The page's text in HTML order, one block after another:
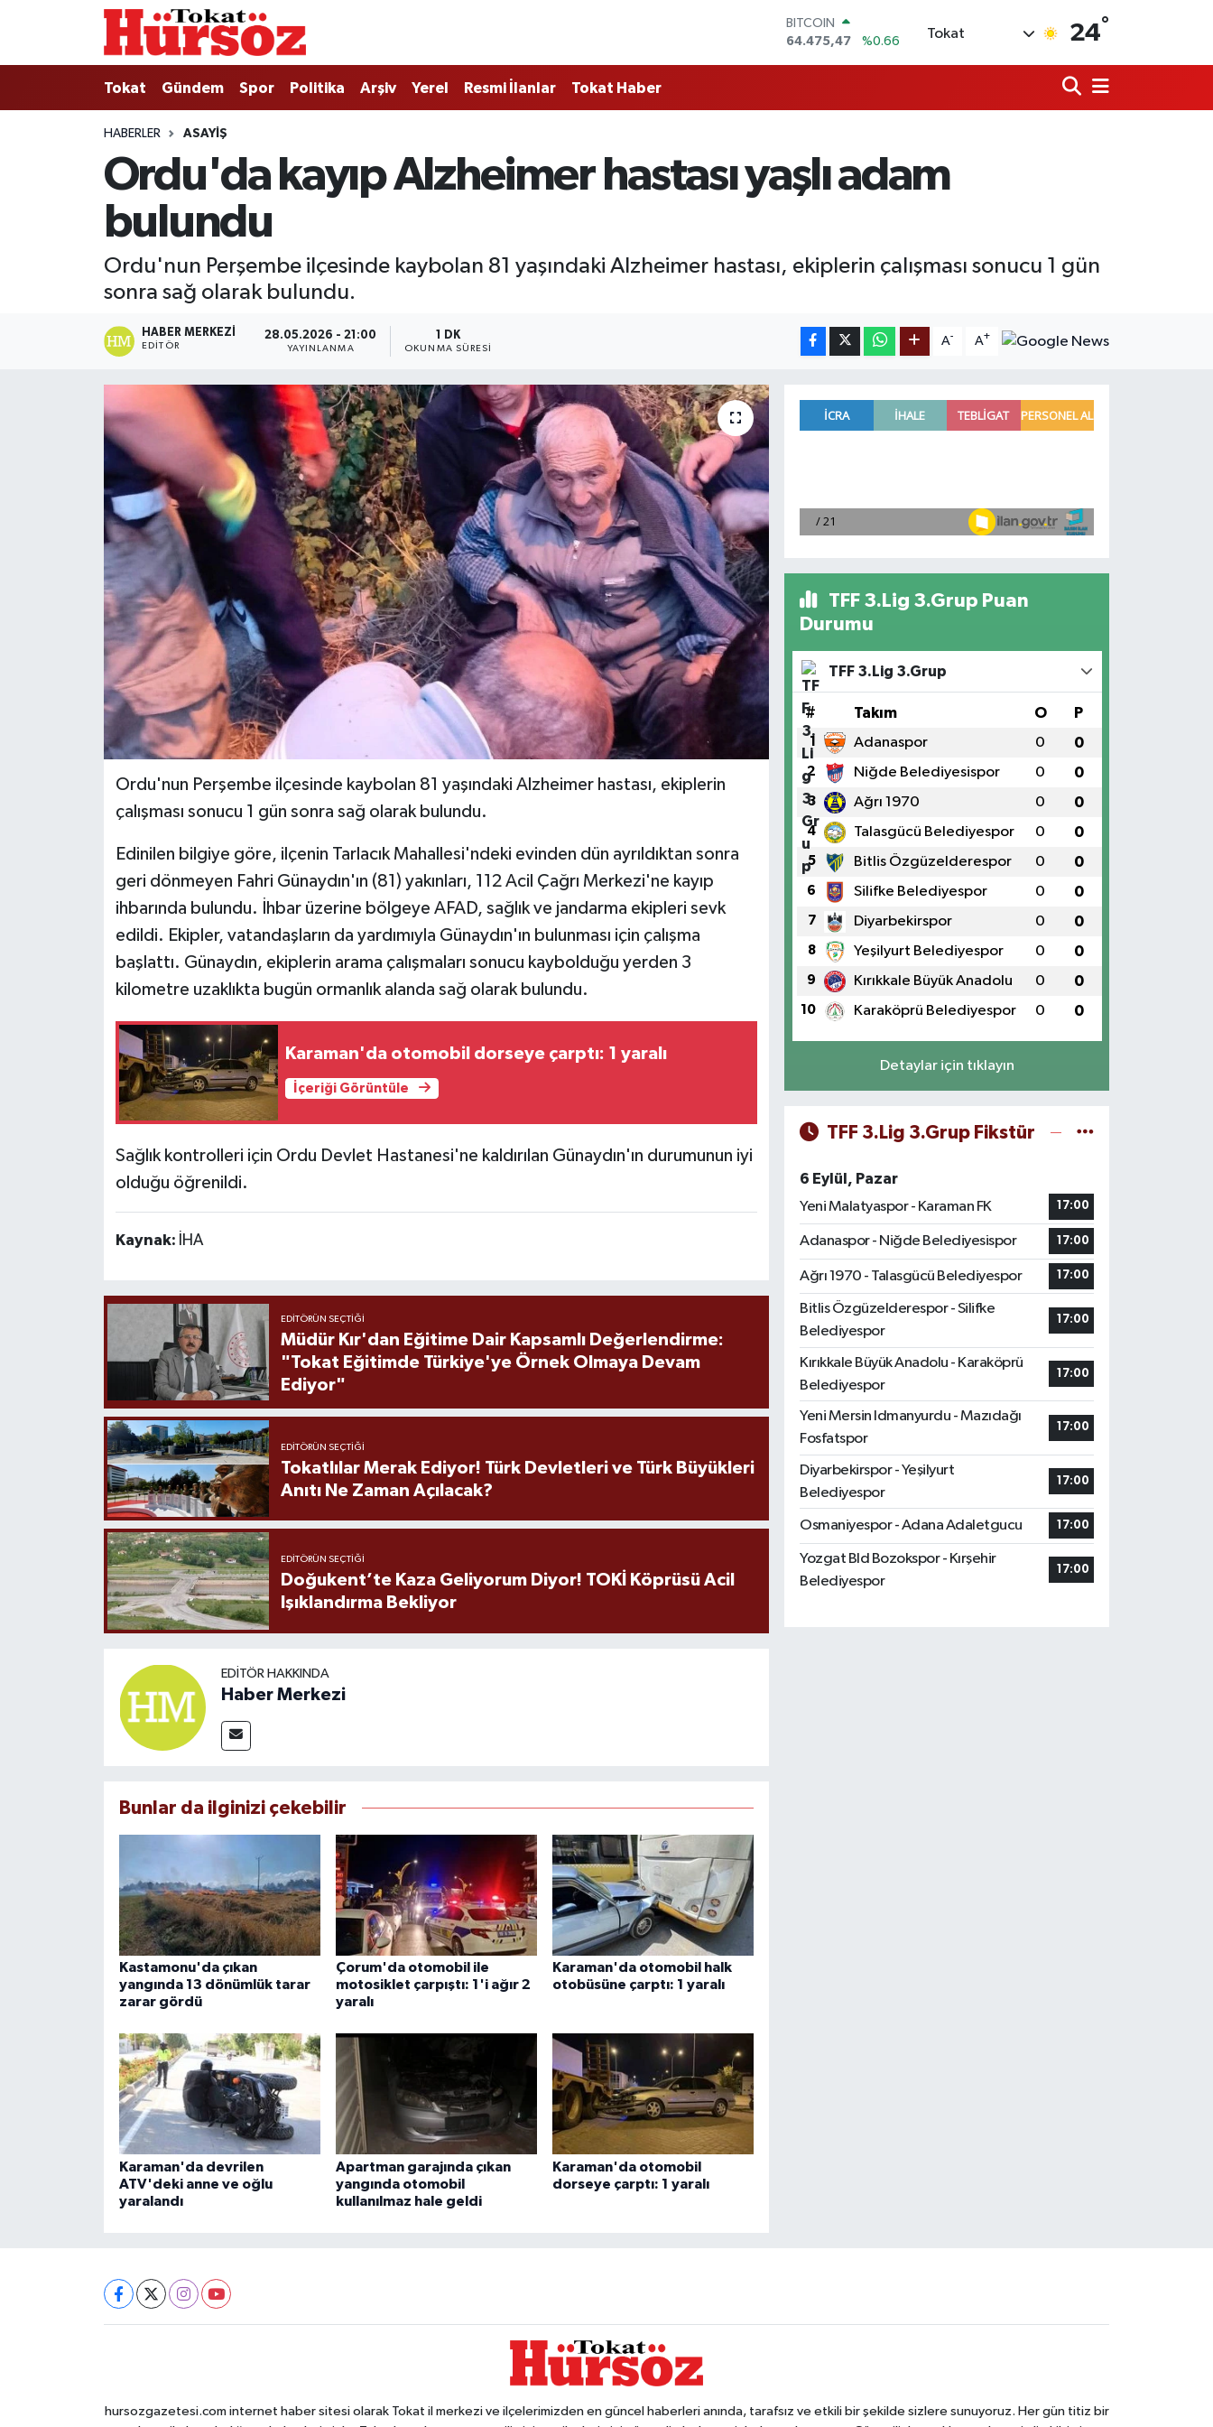
BITCOIN
64.475,47
%0.66
55,1336
%0.18
GRAM ALTIN
6518.23
%0.39
Tokat 24°
Tokat Gündem Spor Politika Arşiv Yerel Resmi İlanlar Tokat Haber
HABERLER ASAYIŞ
Ordu'da kayıp Alzheimer hastası yaşlı adam
bulundu
Ordu'nun Perşembe ilçesinde kaybolan 81 yaşındaki Alzheimer hastası, ekiplerin çalışması sonucu 1 gün
sonra sağ olarak bulundu.
HABER MERKEZI
EDITÖR
28.05.2026 - 21:00
YAYINLANMA
1 DK
OKUNMA SÜRESI
A- A+
Ordu'nun Perşembe ilçesinde kaybolan 81 yaşındaki Alzheimer hastası, ekiplerin
çalışması sonucu 1 gün sonra sağ olarak bulundu.
Edinilen bilgiye göre, ilçenin Tarlacık Mahallesi'ndeki evinden dün ayrıldıktan sonra
geri dönmeyen Fahri Günaydın'ın (81) yakınları, 112 Acil Çağrı Merkezi'ne kayıp
ihbarında bulundu. İhbar üzerine bölgeye AFAD, sağlık ve jandarma ekipleri sevk
edildi. Ekipler, vatandaşların da yardımıyla Günaydın'ın bulunması için çalışma
başlattı. Günaydın, ekiplerin arama çalışmaları sonucu kaybolduğu yerden 3
kilometre uzaklıkta bugün ormanlık alanda sağ olarak bulundu.
Karaman'da otomobil dorseye çarptı: 1 yaralı
İçeriği Görüntüle
Sağlık kontrolleri için Ordu Devlet Hastanesi'ne kaldırılan Günaydın'ın durumunun iyi
olduğu öğrenildi.
Kaynak: İHA
EDITÖRÜN SEÇTIĞI
Müdür Kır'dan Eğitime Dair Kapsamlı Değerlendirme:
"Tokat Eğitimde Türkiye'ye Örnek Olmaya Devam
Ediyor"
EDITÖRÜN SEÇTIĞI
Tokatlılar Merak Ediyor! Türk Devletleri ve Türk Büyükleri
Anıtı Ne Zaman Açılacak?
EDITÖRÜN SEÇTIĞI
Doğukent’te Kaza Geliyorum Diyor! TOKİ Köprüsü Acil
Işıklandırma Bekliyor
EDITÖR HAKKINDA
Haber Merkezi
Bunlar da ilginizi çekebilir
Kastamonu'da çıkan
yangında 13 dönümlük tarar
zarar gördü
Çorum'da otomobil ile
motosiklet çarpıştı: 1'i ağır 2
yaralı
Karaman'da otomobil halk
otobüsüne çarptı: 1 yaralı
Karaman'da devrilen
ATV'deki anne ve oğlu
yaralandı
Apartman garajında çıkan
yangında otomobil
kullanılmaz hale geldi
Karaman'da otomobil
dorseye çarptı: 1 yaralı
TFF 3.Lig 3.Grup Puan
Durumu
TFF 3.Lig 3.Grup
# Takım O P
1 Adanaspor 0 0
2 Niğde Belediyesispor 0 0
3 Ağrı 1970 0 0
4 Talasgücü Belediyespor 0 0
5 Bitlis Özgüzelderespor 0 0
6 Silifke Belediyespor 0 0
7 Diyarbekirspor 0 0
8 Yeşilyurt Belediyespor 0 0
9 Kırıkkale Büyük Anadolu 0 0
10 Karaköprü Belediyespor 0 0
Detaylar için tıklayın
TFF 3.Lig 3.Grup Fikstür
6 Eylül, Pazar
Yeni Malatyaspor - Karaman FK
17:00
Adanaspor - Niğde Belediyesispor 17:00
Ağrı 1970 - Talasgücü Belediyespor 17:00
Bitlis Özgüzelderespor - Silifke
Belediyespor
17:00
Kırıkkale Büyük Anadolu - Karaköprü
Belediyespor
17:00
Yeni Mersin Idmanyurdu - Mazıdağı
Fosfatspor
17:00
Diyarbekirspor - Yeşilyurt
Belediyespor
17:00
Osmaniyespor - Adana Adaletgucu 17:00
Yozgat Bld Bozokspor - Kırşehir
Belediyespor
17:00
hursozgazetesi.com internet haber sitesi olarak Tokat il merkezi ve ilçelerimizden en güncel haberleri anında, tarafsız ve etkili bir şekilde sizlere sunuyoruz. Her gün titiz bir
Tokat
Türkiye Gündemi
Gündem
Politika
Tokat Spor
Ekonomi
Tokat Haber
Nöbetçi Eczaneler
Hava Durumu
Tokat Namaz Vakitleri
Trafik Durumu
Tüm Manşetler
Son Dakika Haberleri